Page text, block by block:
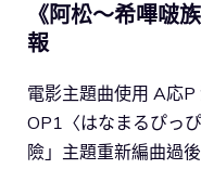
《阿松～希嗶啵
報
電影主題曲使用 A応
OP1〈はなまるぴっ
險」主題重新編曲過